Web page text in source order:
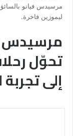
مرسيدس فيانو
ليموزين فاخرة.
مرسيدس
تحوّل
إلى